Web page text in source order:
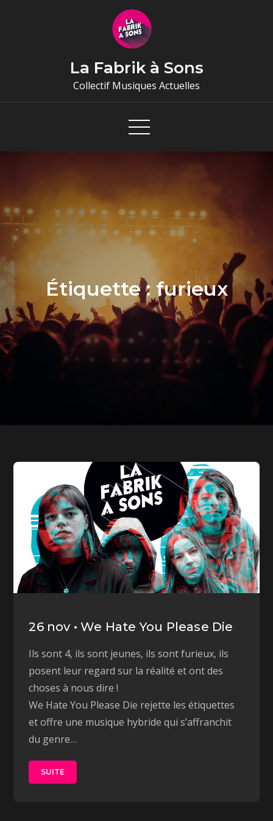
La Fabrik à Sons
Collectif Musiques Actuelles
Étiquette : furieux
26 nov • We Hate You Please Die
Ils sont 4, ils sont jeunes, ils sont furieux, ils
posent leur regard sur la réalité et ont des
choses à nous dire !
We Hate You Please Die rejette les étiquettes
et offre une musique hybride qui s’affranchit
du genre…
SUITE